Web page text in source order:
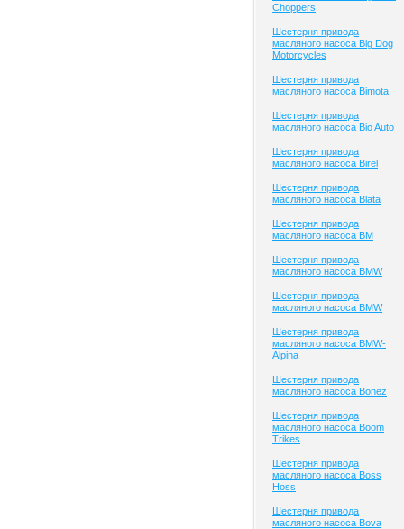
Choppers
Шестерня привода
масляного насоса Big Dog
Motorcycles
Шестерня привода
масляного насоса Bimota
Шестерня привода
масляного насоса Bio Auto
Шестерня привода
масляного насоса Birel
Шестерня привода
масляного насоса Blata
Шестерня привода
масляного насоса BM
Шестерня привода
масляного насоса BMW
Шестерня привода
масляного насоса BMW
Шестерня привода
масляного насоса BMW-
Alpina
Шестерня привода
масляного насоса Bonez
Шестерня привода
масляного насоса Boom
Trikes
Шестерня привода
масляного насоса Boss
Hoss
Шестерня привода
масляного насоса Bova